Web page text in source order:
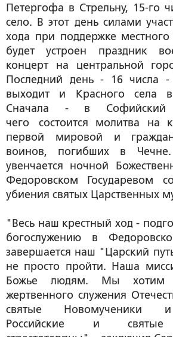
Петергофа в Стрельну, 15-го
село. В этот день силами
хода при поддержке местного
будет устроен праздник
концерт на центральной
Последний день - 16 числа
выходит и Красного села
Сначала - в Софийский
чего состоится молитва на
первой мировой и
воинов, погибших в
увенчается ночной
Федоровском Государевом
убиения святых Царственных
"Весь наш крестный ход -
богослужению в
завершается наш "Царский
не просто пройти. Наша
Божье людям. Мы хотим
жертвенного служения
святые Новомученики и
Российские и святые